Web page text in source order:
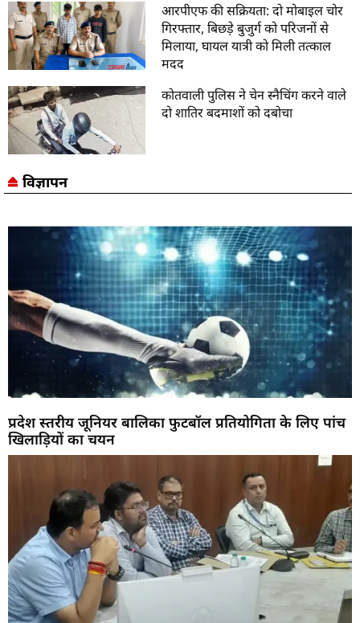
आरपीएफ की सक्रियता: दो मोबाइल चोर
गिरफ्तार, बिछड़े बुजुर्ग को परिजनों से
मिलाया, घायल यात्री को मिली तत्काल
मदद
कोतवाली पुलिस ने चेन स्नैचिंग करने वाले
दो शातिर बदमाशों को दबोचा
विज्ञापन
प्रदेश स्तरीय जूनियर बालिका फुटबॉल प्रतियोगिता के लिए पांच
खिलाड़ियों का चयन